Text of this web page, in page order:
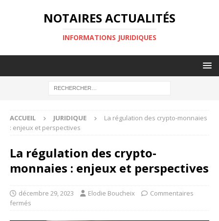
NOTAIRES ACTUALITÉS
INFORMATIONS JURIDIQUES
ACCUEIL JURIDIQUE
La régulation des crypto-monnaies
: enjeux et perspectives
La régulation des crypto-
monnaies : enjeux et perspectives
décembre 29, 2023 Elodie Boucheix
Commentaires
fermés